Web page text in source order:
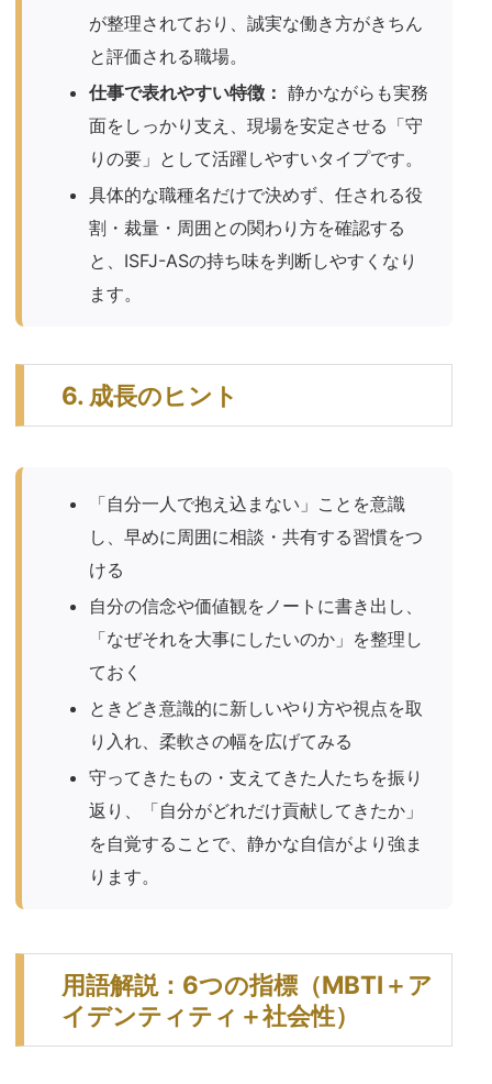
が整理されており、誠実な働き方がきちん
と評価される職場。
仕事で表れやすい特徴： 静かながらも実務
面をしっかり支え、現場を安定させる「守
りの要」として活躍しやすいタイプです。
具体的な職種名だけで決めず、任される役
割・裁量・周囲との関わり方を確認する
と、ISFJ-ASの持ち味を判断しやすくなり
ます。
6. 成長のヒント
「自分一人で抱え込まない」ことを意識
し、早めに周囲に相談・共有する習慣をつ
ける
自分の信念や価値観をノートに書き出し、
「なぜそれを大事にしたいのか」を整理し
ておく
ときどき意識的に新しいやり方や視点を取
り入れ、柔軟さの幅を広げてみる
守ってきたもの・支えてきた人たちを振り
返り、「自分がどれだけ貢献してきたか」
を自覚することで、静かな自信がより強ま
ります。
用語解説：6つの指標（MBTI＋ア
イデンティティ＋社会性）